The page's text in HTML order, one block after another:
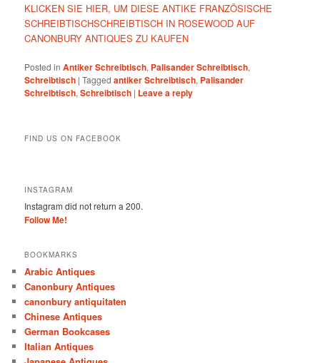
KLICKEN SIE HIER, UM DIESE ANTIKE FRANZÖSISCHE
SCHREIBTISCHSCHREIBTISCH IN ROSEWOOD AUF
CANONBURY ANTIQUES ZU KAUFEN
Posted in Antiker Schreibtisch, Palisander Schreibtisch,
Schreibtisch |Tagged antiker Schreibtisch, Palisander
Schreibtisch,Schreibtisch | Leave a reply
FIND US ON FACEBOOK
INSTAGRAM
Instagram did not return a 200.
Follow Me!
BOOKMARKS
Arabic Antiques
Canonbury Antiques
canonbury antiquitaten
Chinese Antiques
German Bookcases
Italian Antiques